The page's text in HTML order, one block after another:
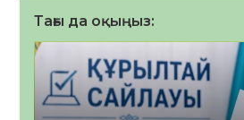
Тағы да оқыңыз: